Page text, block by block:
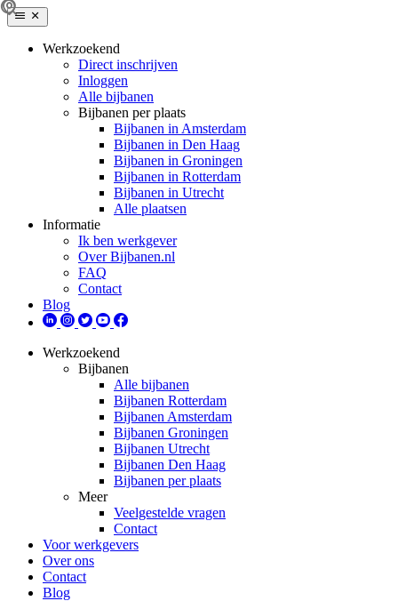
Werkzoekend
Direct inschrijven
Inloggen
Alle bijbanen
Bijbanen per plaats
Bijbanen in Amsterdam
Bijbanen in Den Haag
Bijbanen in Groningen
Bijbanen in Rotterdam
Bijbanen in Utrecht
Alle plaatsen
Informatie
Ik ben werkgever
Over Bijbanen.nl
FAQ
Contact
Blog
Werkzoekend
Bijbanen
Alle bijbanen
Bijbanen Rotterdam
Bijbanen Amsterdam
Bijbanen Groningen
Bijbanen Utrecht
Bijbanen Den Haag
Bijbanen per plaats
Meer
Veelgestelde vragen
Contact
Voor werkgevers
Over ons
Contact
Blog